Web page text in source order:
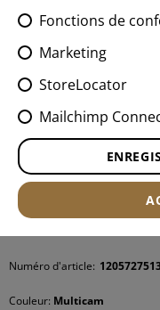
Numéro d'article:
Couleur: Multicam
Fonctions de
Marketing
StoreLocator
Mailchimp